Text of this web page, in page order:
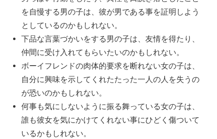
を自慢する男の子は、彼が男である事を証明しよう
としているのかもしれない。
下品な言葉づかいをする男の子は、友情を得たり、
仲間に受け入れてもらいたいのかもしれない。
ボーイフレンドの肉体的要求を断れない女の子は、
自分に興味を示してくれたたった一人の人を失うの
が恐いのかもしれない。
何事も気にしないように振る舞っている女の子は、
誰も彼女を気にかけてくれない事にひどく傷ついて
いるかもしれない。